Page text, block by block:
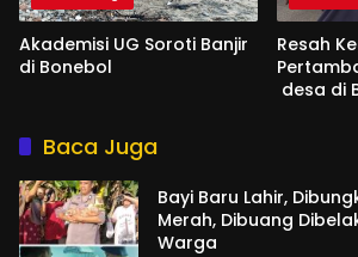
Akademisi UG Soroti Banjir
di Bonebol
Resah
desa di
Baca Juga
Bayi Baru Lahir,
Merah, Dibuang
Warga